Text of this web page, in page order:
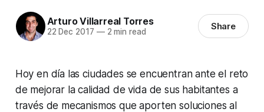
Arturo Villarreal Torres
22 Dec 2017 —2 min read Share
Hoy en día las ciudades se encuentran ante el reto
de mejorar la calidad de vida de sus habitantes a
través de mecanismos que aporten soluciones al